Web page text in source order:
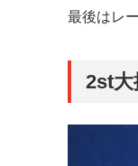
最後はレ
2st大